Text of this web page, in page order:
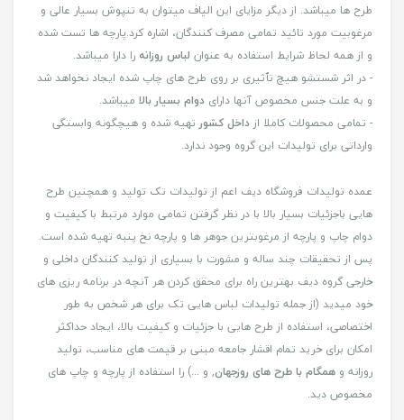
طرح ها میباشد. از دیگر مزایای این الیاف میتوان به تنپوش بسیار عالی و
مرغوبیت مورد تائید تمامی مصرف کنندگان، اشاره کرد.پارچه ها تست شده
و از همه لحاظ شرایط استفاده به عنوان لباس روزانهرا دارا میباشد.
- در اثر شستشو هیچ تٱثیری بر روی طرح های چاپ شده ایجاد نخواهد شد
و به علت جنس مخصوص آنها دارای دوام بسیار بالا میباشد.
- تمامی محصولات کاملا از داخل کشور تهیه شده و هیچگونه وابستگی
وارداتی برای تولیدات این گروه وجود ندارد.
عمده تولیدات فروشگاه دیف اعم از تولیدات تک تولید و همچنین طرح
هایی باجزئیات بسیار بالا با در نظر گرفتن تمامی موارد مرتبط با کیفیت و
دوام چاپ و پارچه از مرغوبترین جوهر ها و پارچه نخ پنبه تهیه شده است.
پس از تحقیقات چند ساله و مشورت با بسیاری از تولید کنندگان داخلی و
خارجی گروه دیف بهترین راه برای محقق کردن هر آنچه در برنامه ریزی های
خود میدید (از جمله تولیدات لباس هایی تک برای هر شخص به طور
اختصاصی، استفاده از طرح هایی با جزئیات و کیفیت بالا، ایجاد حداکثر
امکان برای خرید تمام اقشار جامعه مبنی بر قیمت های مناسب، تولید
روزانه و همگام با طرح های روزجهان, و ...) را استفاده از پارچه و چاپ های
مخصوص دید.